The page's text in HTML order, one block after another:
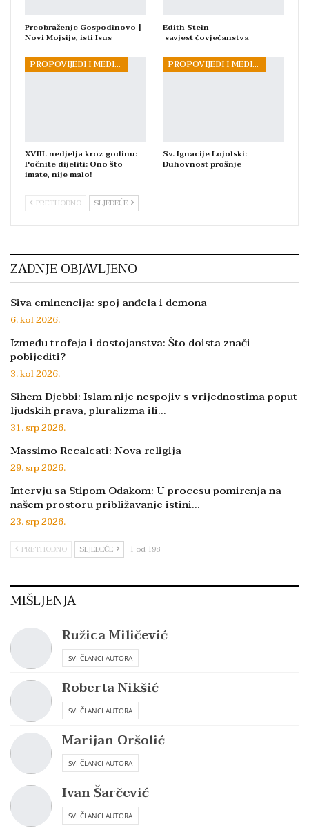
Preobraženje Gospodinovo |
Novi Mojsije, isti Isus
Edith Stein –
savjest čovječanstva
PROPOVIJEDI I MEDITACIJE
XVIII. nedjelja kroz godinu:
Počnite dijeliti: Ono što
imate, nije malo!
PROPOVIJEDI I MEDITACIJE
Sv. Ignacije Lojolski:
Duhovnost prošnje
PRETHODNO SLJEDEĆE
ZADNJE OBJAVLJENO
Siva eminencija: spoj anđela i demona
6. kol 2026.
Između trofeja i dostojanstva: Što doista znači
pobijediti?
3. kol 2026.
Sihem Djebbi: Islam nije nespojiv s vrijednostima poput
ljudskih prava, pluralizma ili…
31. srp 2026.
Massimo Recalcati: Nova religija
29. srp 2026.
Intervju sa Stipom Odakom: U procesu pomirenja na
našem prostoru približavanje istini…
23. srp 2026.
PRETHODNO SLJEDEĆE 1 od 198
MIŠLJENJA
Ružica Miličević
SVI ČLANCI AUTORA
Roberta Nikšić
SVI ČLANCI AUTORA
Marijan Oršolić
SVI ČLANCI AUTORA
Ivan Šarčević
SVI ČLANCI AUTORA